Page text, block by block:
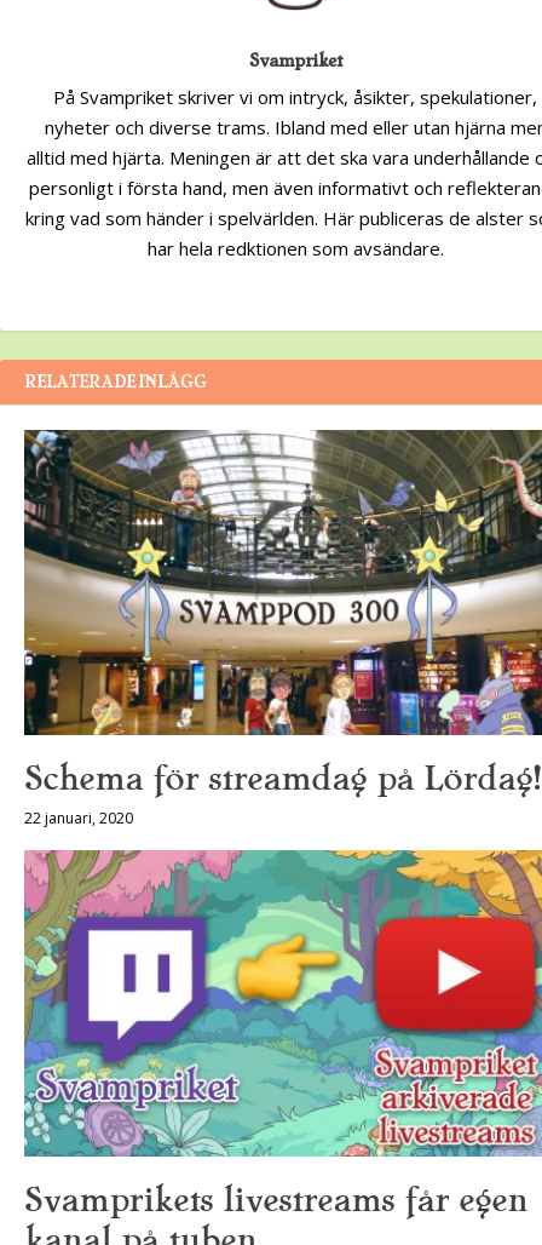
Svampriket
På Svampriket skriver vi om intryck, åsikter, spekulationer,
nyheter och diverse trams. Ibland med eller utan hjärna
alltid med hjärta. Meningen är att det ska vara underhållande
personligt i första hand, men även informativt och
kring vad som händer i spelvärlden. Här publiceras de alster
har hela redktionen som avsändare.
RELATERADE INLÄGG
Schema för streamdag på Lördag!
22 januari, 2020
Svamprikets livestreams får egen